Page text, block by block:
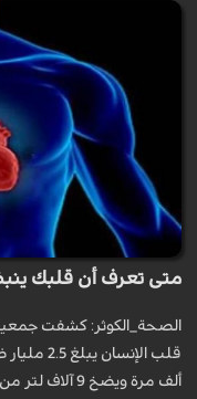
متى تعرف أن قلبك
الصحة_الكوثر: كشفت
ألف مرة ويضخ 9 آلاف لتر من الدم.